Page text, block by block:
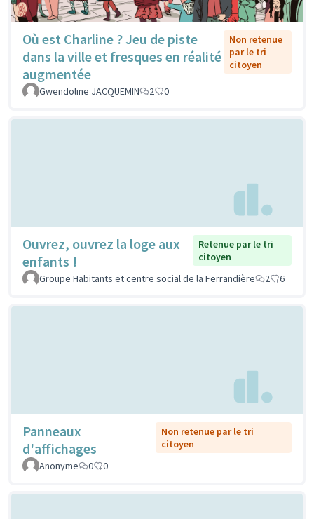
Où est Charline ? Jeu de piste
dans la ville et fresques en réalité
augmentée
Non retenue
par le tri
citoyen
Gwendoline JACQUEMIN 2 0
Ouvrez, ouvrez la loge aux
enfants !
Retenue par le tri
citoyen
Groupe Habitants et centre social de la Ferrandière
2 6
Panneaux
d'affichages
Non retenue par le tri
citoyen
Anonyme
0 0